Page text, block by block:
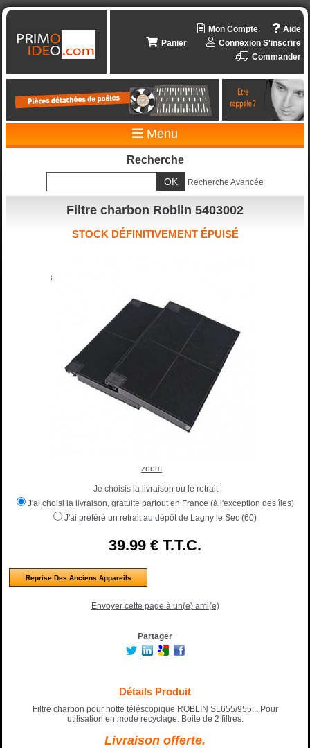
Aide
Mon Compte
Connexion S'inscrire
Panier
Commander
Menu
Recherche
Recherche Avancée
Filtre charbon Roblin 5403002
STOCK DÉFINITIVEMENT ÉPUISÉ
zoom
- Je choisis la livraison ou le retrait :
J'ai choisi la livraison, gratuite partout en France (à l'exception des îles)
J'ai préféré un retrait au dépôt de Lagny le Sec (60)
39.99 € T.T.C.
Reprise Des Anciens Appareils
Envoyer cette page à un(e) ami(e)
Partager
Détails Produit
Filtre charbon pour hotte téléscopique ROBLIN SL655/955... Pour
utilisation en mode recyclage. Boite de 2 filtres.
Livraison offerte.